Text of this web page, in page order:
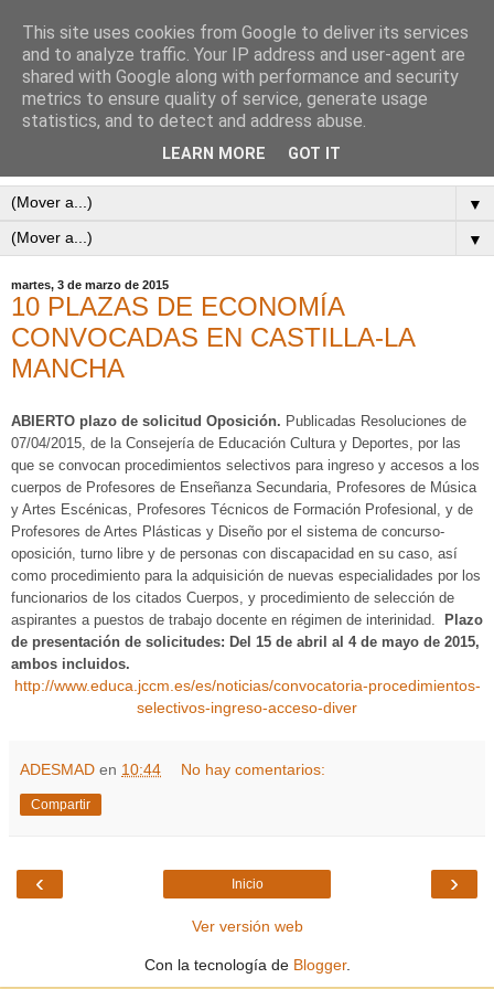
▼
▼
martes, 3 de marzo de 2015
10 PLAZAS DE ECONOMÍA
CONVOCADAS EN CASTILLA-LA
MANCHA
ABIERTO plazo de solicitud Oposición. Publicadas Resoluciones de
07/04/2015, de la Consejería de Educación Cultura y Deportes, por las
que se convocan procedimientos selectivos para ingreso y accesos a los
cuerpos de Profesores de Enseñanza Secundaria, Profesores de Música
y Artes Escénicas, Profesores Técnicos de Formación Profesional, y de
Profesores de Artes Plásticas y Diseño por el sistema de concurso-
oposición, turno libre y de personas con discapacidad en su caso, así
como procedimiento para la adquisición de nuevas especialidades por los
funcionarios de los citados Cuerpos, y procedimiento de selección de
aspirantes a puestos de trabajo docente en régimen de interinidad.
Plazo
de presentación de solicitudes: Del 15 de abril al 4 de mayo de 2015,
ambos incluidos.
http://www.educa.jccm.es/es/noticias/convocatoria-procedimientos-
selectivos-ingreso-acceso-diver
ADESMAD en 10:44 No hay comentarios:
Compartir
‹ ›
Inicio
Ver versión web
Con la tecnología de Blogger.
This site uses cookies from Google to deliver its services
and to analyze traffic. Your IP address and user-agent are
shared with Google along with performance and security
metrics to ensure quality of service, generate usage
statistics, and to detect and address abuse.
LEARN MORE GOT IT